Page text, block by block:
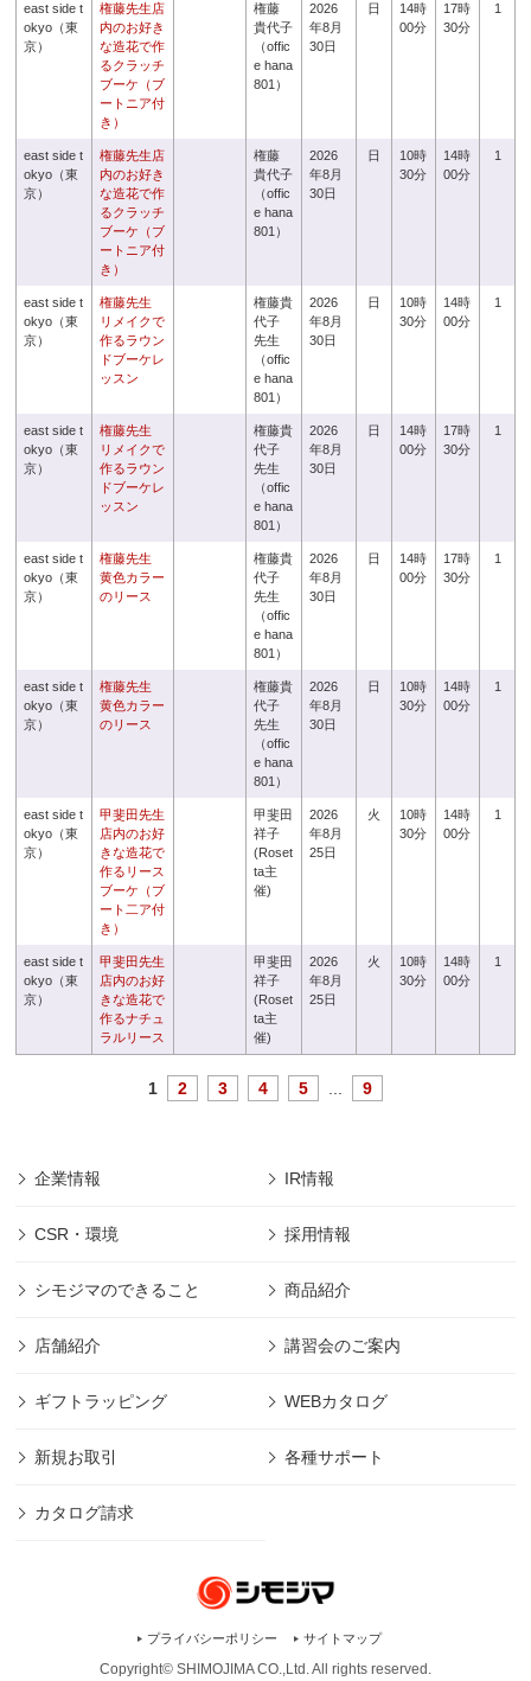
east side t
okyo（東
京）
権藤先生店
内のお好き
な造花で作
るクラッチ
ブーケ（ブ
ートニア付
き）
権藤
貴代子
（offic
e hana
801）
2026
年8月
30日
日
14時
00分
17時
30分
1
east side t
okyo（東
京）
権藤先生店
内のお好き
な造花で作
るクラッチ
ブーケ（ブ
ートニア付
き）
権藤
貴代子
（offic
e hana
801）
2026
年8月
30日
日
10時
30分
14時
00分
1
east side t
okyo（東
京）
権藤先生
リメイクで
作るラウン
ドブーケレ
ッスン
権藤貴
代子
先生
（offic
e hana
801）
2026
年8月
30日
日
10時
30分
14時
00分
1
east side t
okyo（東
京）
権藤先生
リメイクで
作るラウン
ドブーケレ
ッスン
権藤貴
代子
先生
（offic
e hana
801）
2026
年8月
30日
日
14時
00分
17時
30分
1
east side t
okyo（東
京）
権藤先生
黄色カラー
のリース
権藤貴
代子
先生
（offic
e hana
801）
2026
年8月
30日
日
14時
00分
17時
30分
1
east side t
okyo（東
京）
権藤先生
黄色カラー
のリース
権藤貴
代子
先生
（offic
e hana
801）
2026
年8月
30日
日
10時
30分
14時
00分
1
east side t
okyo（東
京）
甲斐田先生
店内のお好
きな造花で
作るリース
ブーケ（ブ
ート二ア付
き）
甲斐田
祥子
(Roset
ta主
催)
2026
年8月
25日
火
10時
30分
14時
00分
1
east side t
okyo（東
京）
甲斐田先生
店内のお好
きな造花で
作るナチュ
ラルリース
甲斐田
祥子
(Roset
ta主
催)
2026
年8月
25日
火
10時
30分
14時
00分
1
1 2 3 4 5 9
企業情報 IR情報
CSR・環境 採用情報
シモジマのできること 商品紹介
店舗紹介 講習会のご案内
ギフトラッピング WEBカタログ
新規お取引 各種サポート
カタログ請求
プライバシーポリシー サイトマップ
Copyright© SHIMOJIMA CO.,Ltd. All rights reserved.